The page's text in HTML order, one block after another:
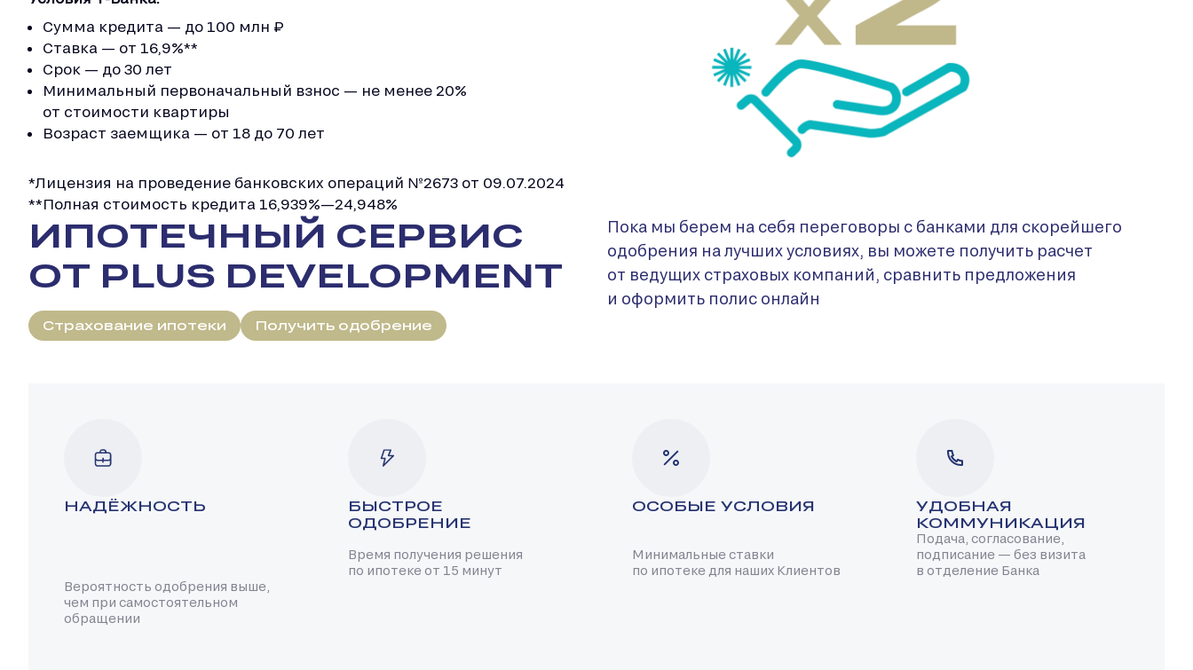
Сумма кредита — до 100 млн ₽
Ставка — от 16,9%**
Срок — до 30 лет
Минимальный первоначальный взнос — не менее 20%
от стоимости квартиры
Возраст заемщика — от 18 до 70 лет
*Лицензия на проведение банковских операций №2673 от 09.07.2024
**Полная стоимость кредита 16,939%—24,948%
ИПОТЕЧНЫЙ СЕРВИС
ОТ PLUS DEVELOPMENT
Пока мы берем на себя переговоры с банками для скорейшего
одобрения на лучших условиях, вы можете получить расчет
от ведущих страховых компаний, сравнить предложения
и оформить полис онлайн
Страхование ипотеки Получить одобрение
НАДЁЖНОСТЬ
Вероятность одобрения выше,
чем при самостоятельном
обращении
БЫСТРОЕ
ОДОБРЕНИЕ
Время получения решения
по ипотеке от 15 минут
ОСОБЫЕ УСЛОВИЯ
Минимальные ставки
по ипотеке для наших Клиентов
УДОБНАЯ
КОММУНИКАЦИЯ
Подача, согласование,
подписание — без визита
в отделение Банка